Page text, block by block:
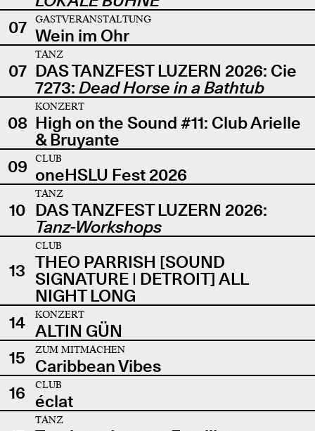
07
GASTVERANSTALTUNG
Wein im Ohr
07
TANZ
DAS TANZFEST LUZERN 2026: Cie
7273: Dead Horse in a Bathtub
08
KONZERT
High on the Sound #11: Club Arielle
& Bruyante
09
CLUB
oneHSLU Fest 2026
10
TANZ
DAS TANZFEST LUZERN 2026:
Tanz-Workshops
13
CLUB
THEO PARRISH [SOUND
SIGNATURE | DETROIT] ALL
NIGHT LONG
14
KONZERT
ALTIN GÜN
15
ZUM MITMACHEN
Caribbean Vibes
16
CLUB
éclat
TANZ